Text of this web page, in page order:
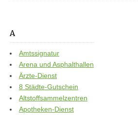
A
Amtssignatur
Arena und Asphalthallen
Ärzte-Dienst
8 Städte-Gutschein
Altstoffsammelzentren
Apotheken-Dienst